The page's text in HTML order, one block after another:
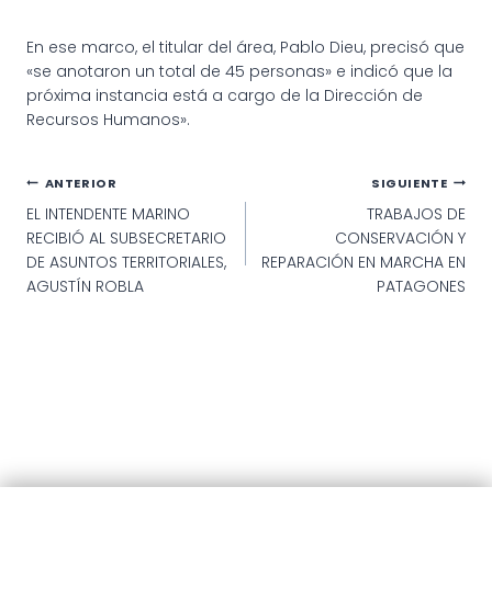
En ese marco, el titular del área, Pablo Dieu, precisó que
«se anotaron un total de 45 personas» e indicó que la
próxima instancia está a cargo de la Dirección de
Recursos Humanos».
Navegación
de
entradas
ANTERIOR
EL INTENDENTE MARINO
RECIBIÓ AL SUBSECRETARIO
DE ASUNTOS TERRITORIALES,
AGUSTÍN ROBLA
SIGUIENTE
TRABAJOS DE
CONSERVACIÓN Y
REPARACIÓN EN MARCHA EN
PATAGONES